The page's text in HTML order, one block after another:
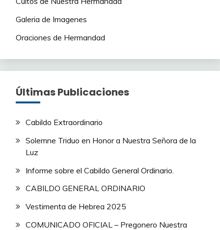
Galeria de Imagenes
Oraciones de Hermandad
Últimas Publicaciones
Cabildo Extraordinario
Solemne Triduo en Honor a Nuestra Señora de la
Luz
Informe sobre el Cabildo General Ordinario.
CABILDO GENERAL ORDINARIO
Vestimenta de Hebrea 2025
COMUNICADO OFICIAL – Pregonero Nuestra